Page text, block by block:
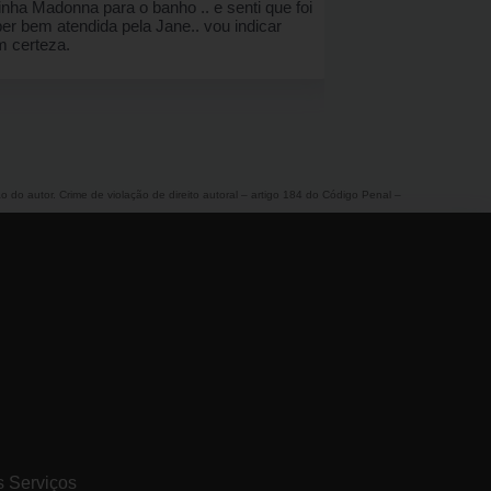
autor. Crime de violação de direito autoral – artigo 184 do Código Penal –
Serviços